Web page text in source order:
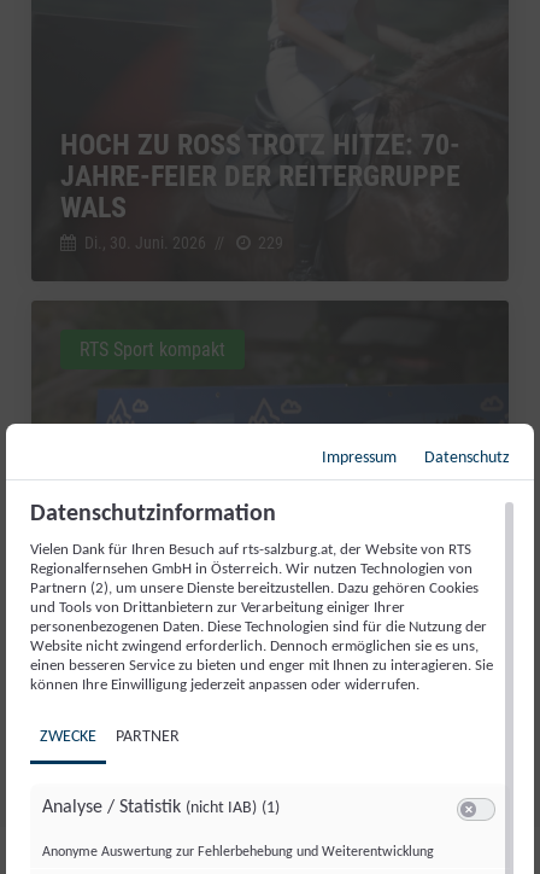
HOCH ZU ROSS TROTZ HITZE: 70-
JAHRE-FEIER DER REITERGRUPPE
WALS
Di., 30. Juni. 2026 // 229
AUFATMEN IN ABTENAU: DIE
Di., 30. Juni. 2026
RTS Sport kompakt
Impressum Datenschutz
Datenschutzinformation
Vielen Dank für Ihren Besuch auf rts-salzburg.at, der Website von RTS
Regionalfernsehen GmbH in Österreich. Wir nutzen Technologien von
Partnern (2), um unsere Dienste bereitzustellen. Dazu gehören Cookies
und Tools von Drittanbietern zur Verarbeitung einiger Ihrer
personenbezogenen Daten. Diese Technologien sind für die Nutzung der
Website nicht zwingend erforderlich. Dennoch ermöglichen sie es uns,
einen besseren Service zu bieten und enger mit Ihnen zu interagieren. Sie
können Ihre Einwilligung jederzeit anpassen oder widerrufen.
ZWECKE PARTNER
Analyse / Statistik (nicht IAB) (1)
Anonyme Auswertung zur Fehlerbehebung und Weiterentwicklung